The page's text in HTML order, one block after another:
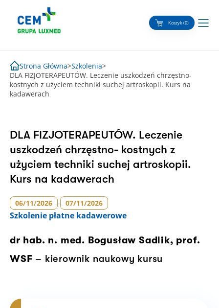
content
Koszyk (0)
Strona Główna>Szkolenia>
DLA FIZJOTERAPEUTÓW. Leczenie uszkodzeń chrzęstno-
kostnych z użyciem techniki suchej artroskopii. Kurs na
kadawerach
DLA FIZJOTERAPEUTÓW. Leczenie
uszkodzeń chrzęstno- kostnych z
użyciem techniki suchej artroskopii.
Kurs na kadawerach
06/11/2026 - 07/11/2026
Szkolenie płatne kadawerowe
dr hab. n. med. Bogusław Sadlik, prof.
WSF – kierownik naukowy kursu